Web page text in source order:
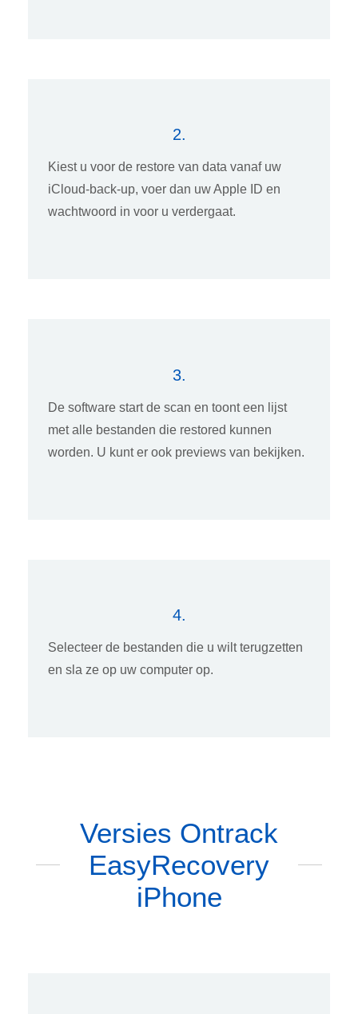
2.
Kiest u voor de restore van data vanaf uw
iCloud-back-up, voer dan uw Apple ID en
wachtwoord in voor u verdergaat.
3.
De software start de scan en toont een lijst
met alle bestanden die restored kunnen
worden. U kunt er ook previews van bekijken.
4.
Selecteer de bestanden die u wilt terugzetten
en sla ze op uw computer op.
Versies Ontrack
EasyRecovery
iPhone